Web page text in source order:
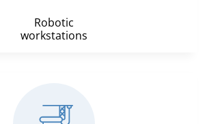
Robotic
workstations